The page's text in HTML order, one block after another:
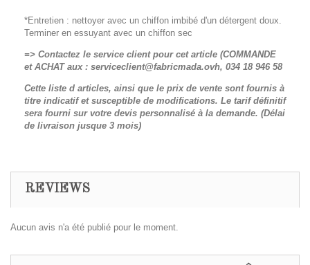
*Entretien : nettoyer avec un chiffon imbibé d'un détergent doux.
Terminer en essuyant avec un chiffon sec
=> Contactez le service client pour cet article (COMMANDE
et ACHAT aux : serviceclient@fabricmada.ovh, 034 18 946 58
Cette liste d articles, ainsi que le prix de vente sont fournis à
titre indicatif et susceptible de modifications. Le tarif définitif
sera fourni sur votre devis personnalisé à la demande. (Délai
de livraison jusque 3 mois)
REVIEWS
Aucun avis n'a été publié pour le moment.